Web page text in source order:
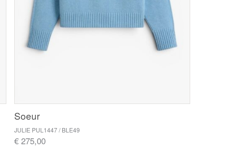
Soeur
JULIE PUL1447 / BLE49
€ 275,00